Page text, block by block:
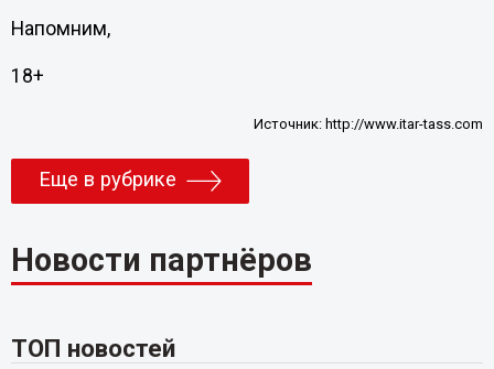
Напомним,
18+
Источник: http://www.itar-tass.com
Еще в рубрике
Новости партнёров
ТОП новостей